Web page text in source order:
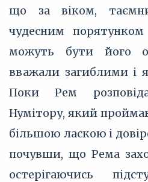
що за віком,
чудесним
можуть бути його
вважали загиблими і
Поки Рем
Нумітору, який
більшою ласкою і
почувши, що Рема
остерігаючись